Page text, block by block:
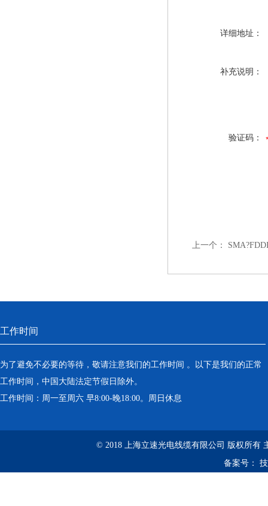
详细地址：
补充说明：
验证码：
上一个：
工作时间
为了避免不必要的等待，敬请注意我们的工作时间 。以下是我们的正常
工作时间，中国大陆法定节假日除外。
工作时间：周一至周六 早8:00-晚18:00。周日休息
© 2018 上海立速光电线缆有限公司 版权所有
备案号：